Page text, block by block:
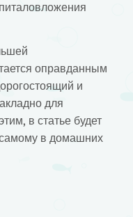
оправданным
и
для
в статье будет
самому в домашних